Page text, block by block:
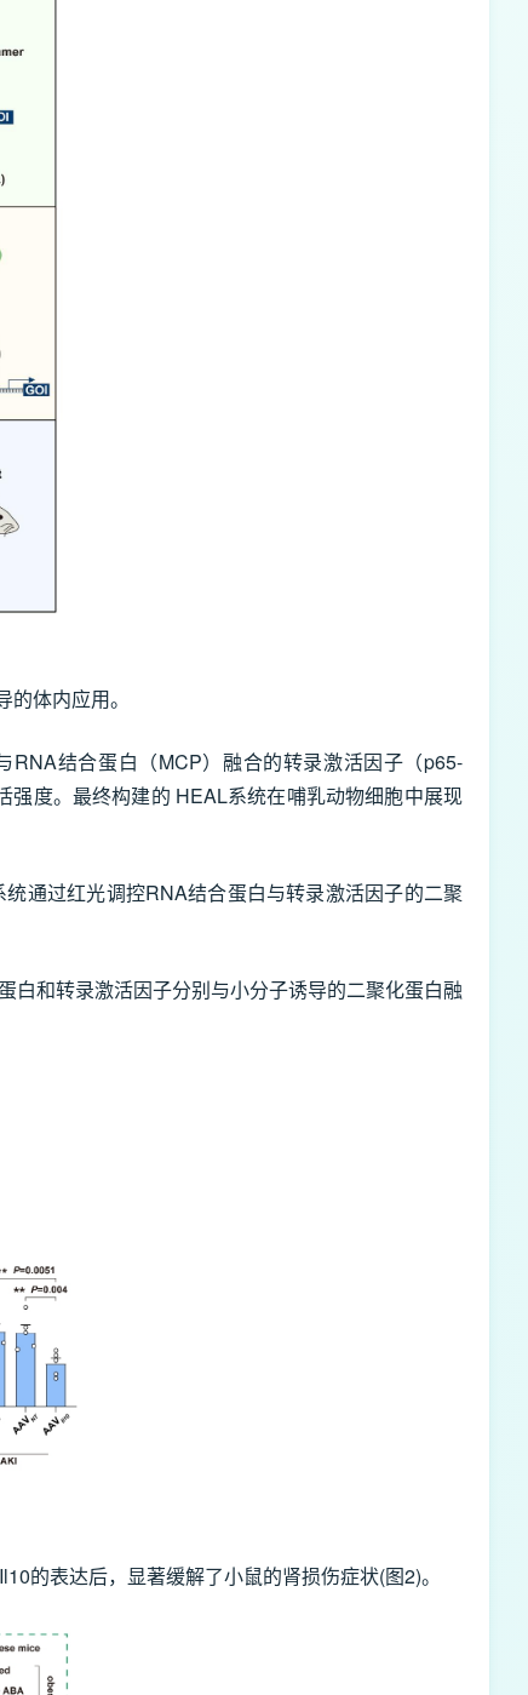
体内应用。
结合蛋白（MCP）融合的转录激活因子（p65-
度。最终构建的 HEAL系统在哺乳动物细胞中展现
通过红光调控RNA结合蛋白与转录激活因子的二聚
和转录激活因子分别与小分子诱导的二聚化蛋白融
的表达后，显著缓解了小鼠的肾损伤症状(图2)。